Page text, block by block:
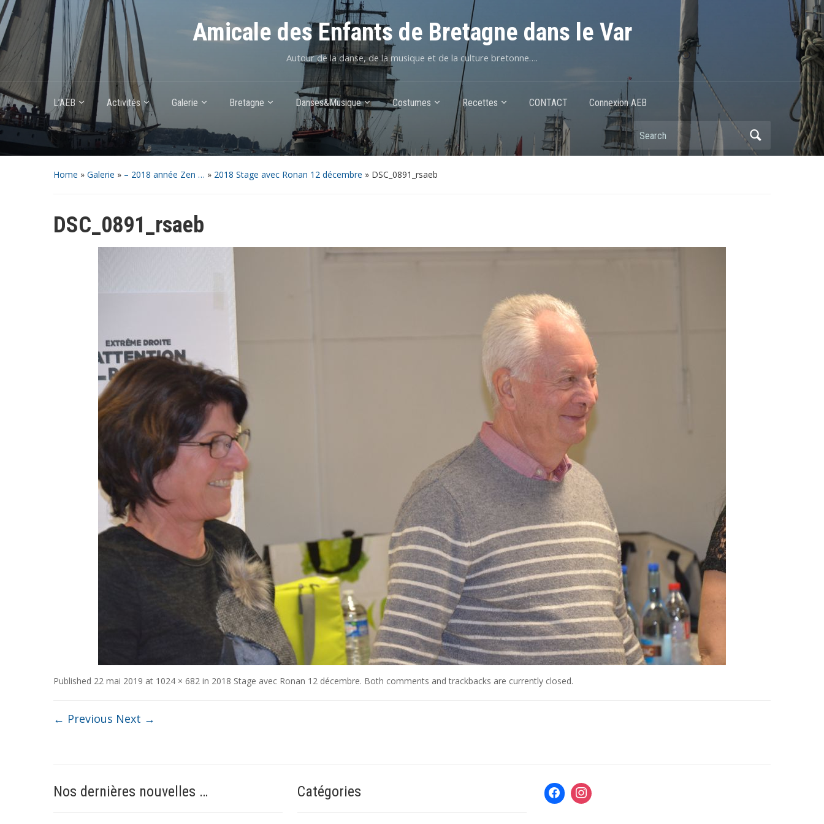
Amicale des Enfants de Bretagne dans le Var
Autour de la danse, de la musique et de la culture bretonne….
L’AEB Activités Galerie Bretagne Danses&Musique Costumes Recettes CONTACT Connexion AEB
Home » Galerie » – 2018 année Zen … » 2018 Stage avec Ronan 12 décembre » DSC_0891_rsaeb
DSC_0891_rsaeb
Published 22 mai 2019 at 1024 × 682 in 2018 Stage avec Ronan 12 décembre. Both comments and trackbacks are currently closed.
← Previous Next →
Nos dernières nouvelles … Catégories